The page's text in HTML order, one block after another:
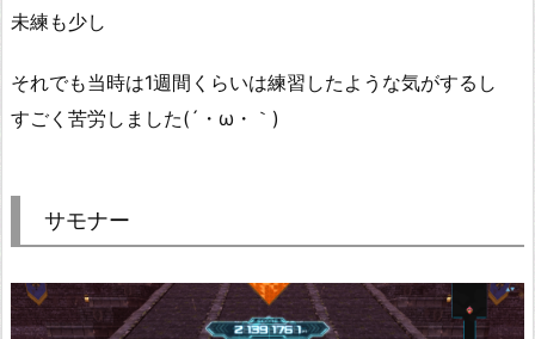
未練も少し
それでも当時は1週間くらいは練習したような気がするし
すごく苦労しました(´・ω・｀)
サモナー